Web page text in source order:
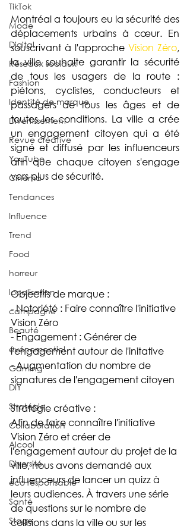
TikTok
Mode
Digital
Réseaux sociaux
Fashion
Identité de marque
Divertissement
Revue créative
YouTube
Cinéma
Tendances
Influence
Trend
Food
horreur
localisation
campagne
Beauté
événementiel
Gaming
DIY
Stratégie
Collaboration
Alcool
Diversité
éco responsable
Santé
Stage
Montréal a toujours eu la sécurité des
déplacements urbains à cœur. En
souscrivant à l'approche Vision Zéro,
la ville souhaite garantir la sécurité
de tous les usagers de la route :
piétons, cyclistes, conducteurs et
passagers de tous les âges et de
toutes les conditions. La ville a crée
un engagement citoyen qui a été
signé et diffusé par les influenceurs
afin que chaque citoyen s'engage
vers plus de sécurité.
Objectifs de marque :
- Notoriété : Faire connaître l'initiative
Vision Zéro
- Engagement : Générer de
l'engagement autour de l'initative
- Augmentation du nombre de
signatures de l'engagement citoyen
Stratégie créative :
Afin de faire connaître l'initiative
Vision Zéro et créer de
l'engagement autour du projet de la
ville, nous avons demandé aux
influenceurs de lancer un quizz à
leurs audiences. À travers une série
de questions sur le nombre de
collisions dans la ville ou sur les